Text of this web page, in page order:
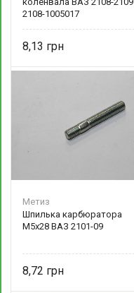
2108-1005017
8,13
Метиз
Шпилька карбюратора
М5х28 ВАЗ 2101-09
8,72